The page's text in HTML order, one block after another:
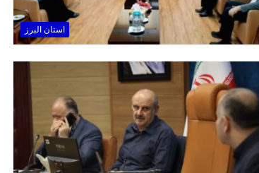
استان البرز